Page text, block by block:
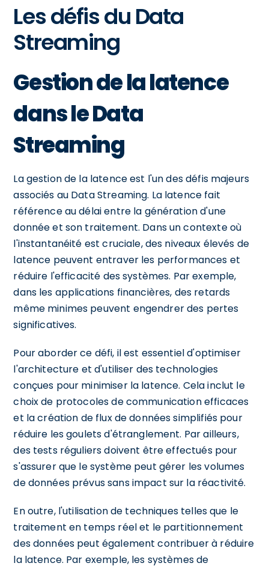
Les défis du Data
Streaming
Gestion de la latence
dans le Data
Streaming
La gestion de la latence est l'un des défis majeurs
associés au Data Streaming. La latence fait
référence au délai entre la génération d'une
donnée et son traitement. Dans un contexte où
l'instantanéité est cruciale, des niveaux élevés de
latence peuvent entraver les performances et
réduire l'efficacité des systèmes. Par exemple,
dans les applications financières, des retards
même minimes peuvent engendrer des pertes
significatives.
Pour aborder ce défi, il est essentiel d'optimiser
l'architecture et d'utiliser des technologies
conçues pour minimiser la latence. Cela inclut le
choix de protocoles de communication efficaces
et la création de flux de données simplifiés pour
réduire les goulets d'étranglement. Par ailleurs,
des tests réguliers doivent être effectués pour
s'assurer que le système peut gérer les volumes
de données prévus sans impact sur la réactivité.
En outre, l'utilisation de techniques telles que le
traitement en temps réel et le partitionnement
des données peut également contribuer à réduire
la latence. Par exemple, les systèmes de